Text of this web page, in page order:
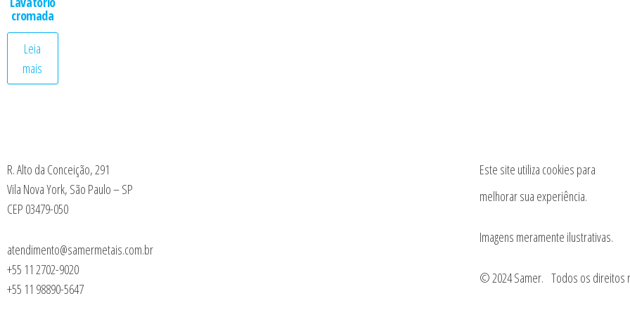
cromada
Leia
mais
R. Alto da Conceição, 291
Vila Nova York, São Paulo – SP
CEP 03479-050
atendimento@samermetais.com.br
+55 11 2702-9020
+55 11 98890-5647
Este site utiliza cookies para
melhorar sua experiência.
Imagens meramente ilustrativas.
© 2024 Samer. Todos os direitos